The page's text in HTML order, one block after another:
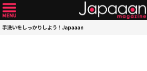
手洗いをしっかりしよう！Japaaan